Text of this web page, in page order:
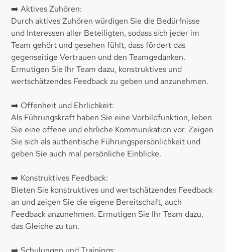
➡️ Aktives Zuhören:
Durch aktives Zuhören würdigen Sie die Bedürfnisse
und Interessen aller Beteiligten, sodass sich jeder im
Team gehört und gesehen fühlt, dass fördert das
gegenseitige Vertrauen und den Teamgedanken.
Ermutigen Sie Ihr Team dazu, konstruktives und
wertschätzendes Feedback zu geben und anzunehmen.
➡️ Offenheit und Ehrlichkeit:
Als Führungskraft haben Sie eine Vorbildfunktion, leben
Sie eine offene und ehrliche Kommunikation vor. Zeigen
Sie sich als authentische Führungspersönlichkeit und
geben Sie auch mal persönliche Einblicke.
➡️ Konstruktives Feedback:
Bieten Sie konstruktives und wertschätzendes Feedback
an und zeigen Sie die eigene Bereitschaft, auch
Feedback anzunehmen. Ermutigen Sie Ihr Team dazu,
das Gleiche zu tun.